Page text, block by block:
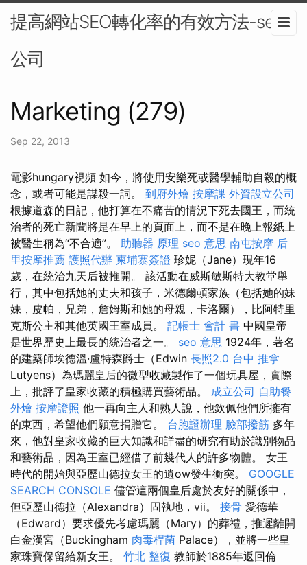
提高網站SEO轉化率的有效方法-seo
公司
Marketing (279)
Sep 22, 2013
電影hungary視頻 如今，將使用安樂死或醫學輔助自殺的概
念，或者可能是謀殺一詞。 到府外燴 按摩課 外資設立公司
根據道森的日記，他打算在不痛苦的情況下死去國王，而統
治者的死亡新聞將是在早上的頁面上，而不是在晚上報紙上
被醫生稱為“不合適”。 助聽器 原理 seo 意思 南屯按摩 后
里按摩推薦 護照代辦 柬埔寨簽證 珍妮（Jane）現年16
歲，在統治九天后被推開。 該活動在威斯敏斯特大教堂舉
行，其中包括她的丈夫和孩子，米德爾頓家族（包括她的妹
妹，皮帕，兄弟，詹姆斯和她的母親，卡洛爾），比阿特里
克斯公主和其他英國王室成員。 記帳士 會計 書 中國皇帝
是世界歷史上最長的統治者之一。 seo 意思 1924年，著名
的建築師埃德溫·盧特森爵士（Edwin 長照2.0 台中 推拿
Lutyens）為瑪麗皇后的微型收藏製作了一個玩具屋，實際
上，批評了皇家收藏的積極購買藝術品。 成立公司 自助餐
外燴 按摩證照 他一再向主人和熟人說，他欽佩他們所擁有
的東西，希望他們願意捐贈它。 台胞證辦理 臉部撥筋 多年
來，他對皇家收藏的巨大知識和詳盡的研究有助於識別物品
和藝術品，因為王室已經借了前幾代人的許多物體。 女王
時代的開始與亞歷山德拉女王的遺ow發生衝突。 GOOGLE
SEARCH CONSOLE 儘管這兩個皇后處於友好的關係中，
但亞歷山德拉（Alexandra）固執地，vii。 接骨 愛德華
（Edward）要求優先考慮瑪麗（Mary）的葬禮，推遲離開
白金漢宮（Buckingham 肉毒桿菌 Palace），並將一些皇
家珠寶保留給新女王。 竹北 整復 教師於1885年返回倫